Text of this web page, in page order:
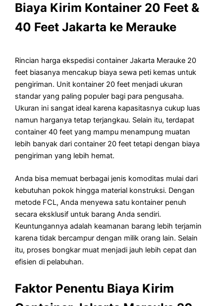
Biaya Kirim Kontainer 20 Feet &
40 Feet Jakarta ke Merauke
Rincian harga ekspedisi container Jakarta Merauke 20
feet biasanya mencakup biaya sewa peti kemas untuk
pengiriman. Unit kontainer 20 feet menjadi ukuran
standar yang paling populer bagi para pengusaha.
Ukuran ini sangat ideal karena kapasitasnya cukup luas
namun harganya tetap terjangkau. Selain itu, terdapat
container 40 feet yang mampu menampung muatan
lebih banyak dari container 20 feet tetapi dengan biaya
pengiriman yang lebih hemat.
Anda bisa memuat berbagai jenis komoditas mulai dari
kebutuhan pokok hingga material konstruksi. Dengan
metode FCL, Anda menyewa satu kontainer penuh
secara eksklusif untuk barang Anda sendiri.
Keuntungannya adalah keamanan barang lebih terjamin
karena tidak bercampur dengan milik orang lain. Selain
itu, proses bongkar muat menjadi jauh lebih cepat dan
efisien di pelabuhan.
Faktor Penentu Biaya Kirim